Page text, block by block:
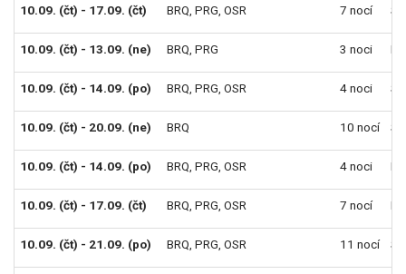
10.09. (čt) - 17.09. (čt) BRQ PRG OSR 7 nocí
10.09. (čt) - 13.09. (ne) BRQ PRG 3 noci
10.09. (čt) - 14.09. (po) BRQ PRG OSR 4 noci
10.09. (čt) - 20.09. (ne) BRQ 10 nocí
10.09. (čt) - 14.09. (po) BRQ PRG OSR 4 noci
10.09. (čt) - 17.09. (čt) BRQ PRG OSR 7 nocí
10.09. (čt) - 21.09. (po) BRQ PRG OSR 11 nocí